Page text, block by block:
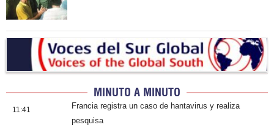
MINUTO A MINUTO
11:41
Francia registra un caso de hantavirus y realiza
pesquisa